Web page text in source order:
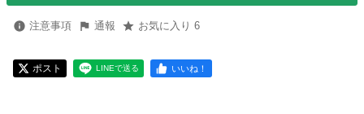
注意事項 通報 お気に入り 6
ポスト LINEで送る いいね！